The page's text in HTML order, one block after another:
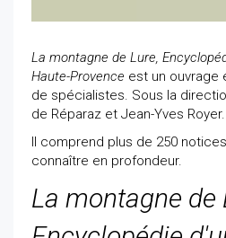
La montagne de Lure,
Haute-Provence est un ouvrage
de spécialistes. Sous la
de Réparaz et Jean-Yves Royer.
Il comprend plus de 250
connaître en profondeur.
La montagne de